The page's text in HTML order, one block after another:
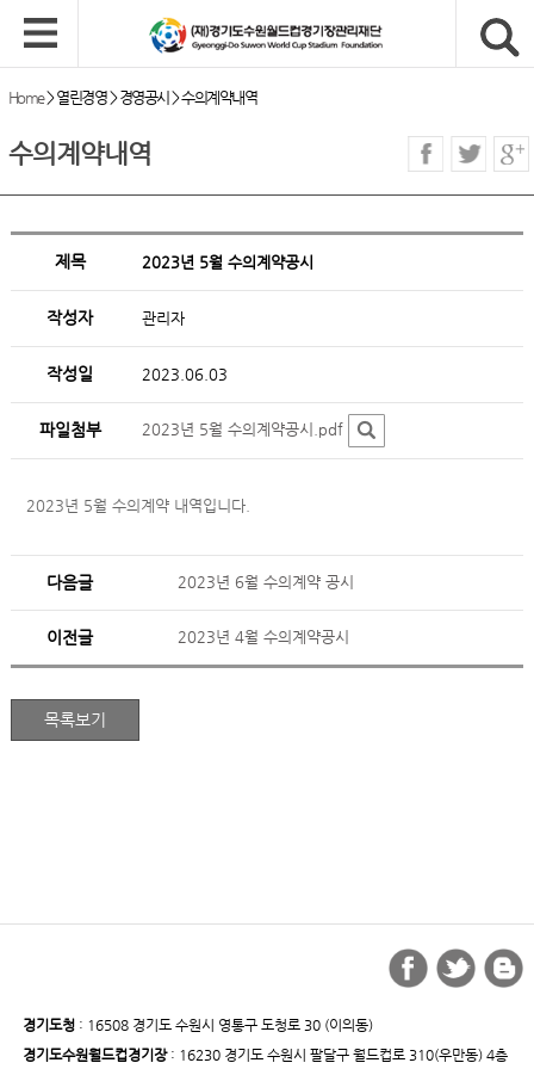
Home>열린경영>경영공시 >수의계약내역
수의계약내역
제목 2023년 5월 수의계약공시
작성자 관리자
작성일 2023.06.03
파일첨부 2023년 5월 수의계약공시.pdf
2023년 5월 수의계약 내역입니다.
다음글 2023년 6월 수의계약 공시
이전글 2023년 4월 수의계약공시
경기도청: 16508 경기도 수원시 영통구 도청로 30 (이의동)
경기도수원월드컵경기장: 16230 경기도 수원시 팔달구 월드컵로 310(우만동) 4층